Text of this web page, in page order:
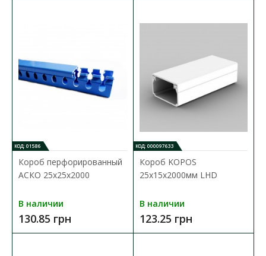
Короб пластиковый АСКО 40x25x2000
КОД: 01586
Короб перфорированный
АСКО 25х25х2000
В наличии
130.85 грн
КОД: 000097633
Короб KOPOS
25х15х2000мм LHD
В наличии
123.25 грн